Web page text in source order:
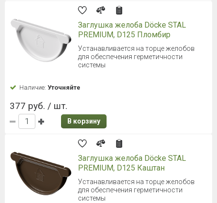
Заглушка желоба Döcke STAL
PREMIUM, D125 Пломбир
Устанавливается на торце желобов
для обеспечения герметичности
системы
Наличие: Уточняйте
377 руб. / шт.
В корзину
Заглушка желоба Döcke STAL
PREMIUM, D125 Каштан
Устанавливается на торце желобов
для обеспечения герметичности
системы